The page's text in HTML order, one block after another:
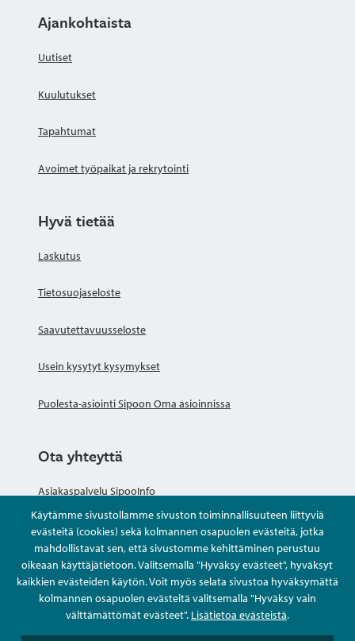
Käytämme sivustollamme sivuston toiminnallisuuteen liittyviä
evästeitä (cookies) sekä kolmannen osapuolen evästeitä, jotka
mahdollistavat sen, että sivustomme kehittäminen perustuu
oikeaan käyttäjätietoon. Valitsemalla "Hyväksy evästeet", hyväksyt
kaikkien evästeiden käytön. Voit myös selata sivustoa hyväksymättä
kolmannen osapuolen evästeitä valitsemalla "Hyväksy vain
välttämättömät evästeet". Lisätietoa evästeistä.
Ajankohtaista
Uutiset
Kuulutukset
Tapahtumat
Avoimet työpaikat ja rekrytointi
Hyvä tietää
Laskutus
Tietosuojaseloste
Saavutettavuusseloste
Usein kysytyt kysymykset
Puolesta-asiointi Sipoon Oma asioinnissa
Ota yhteyttä
Asiakaspalvelu SipooInfo
Anna palautetta nimettömästi
Kysy tai asioi
Yhteystiedot